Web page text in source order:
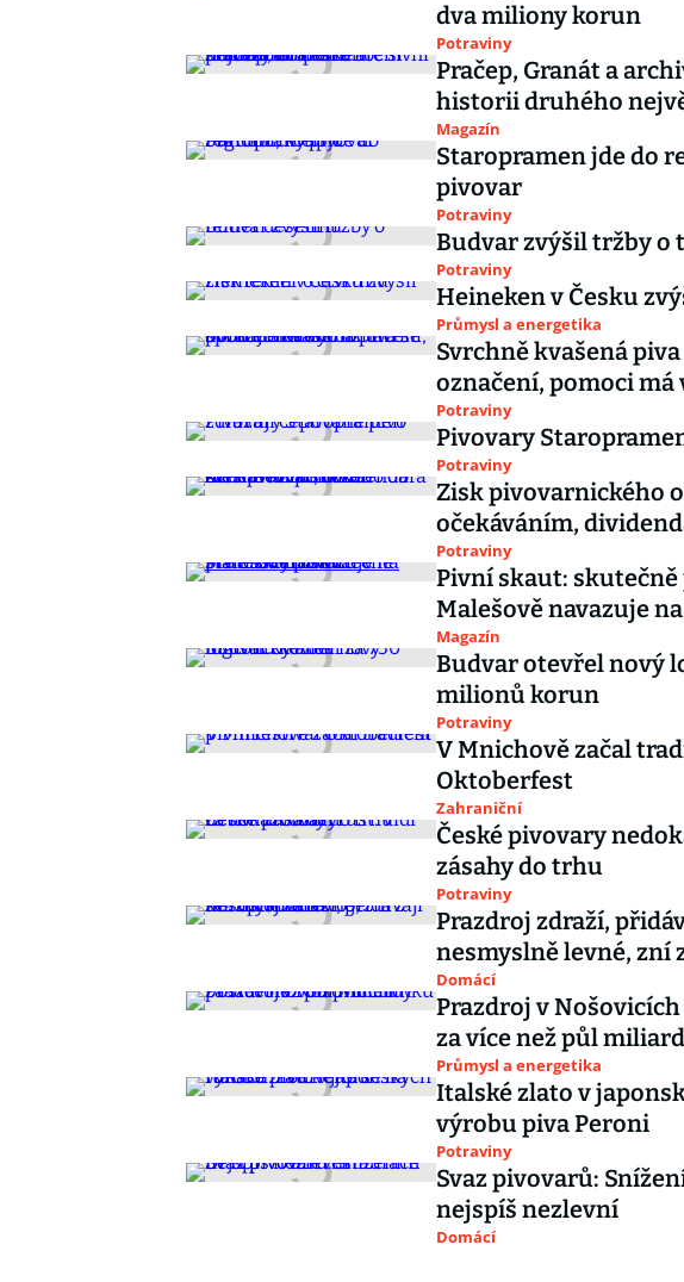
dva miliony korun
Potraviny
Pračep, Granát a
historii druhého
Magazín
Staropramen jde do
pivovar
Potraviny
Budvar zvýšil tržby o
Potraviny
Heineken v Česku
Průmysl a energetika
Svrchně kvašená
označení, pomoci
Potraviny
Pivovary
Potraviny
Zisk pivovarnického
očekáváním,
Potraviny
Pivní skaut:
Malešově navazuje
Magazín
Budvar otevřel nový
milionů korun
Potraviny
V Mnichově začal
Oktoberfest
Zahraniční
České pivovary
zásahy do trhu
Potraviny
Prazdroj zdraží,
nesmyslně levné, zní
Domácí
Prazdroj v
za více než půl
Průmysl a energetika
Italské zlato v
výrobu piva Peroni
Potraviny
Svaz pivovarů:
nejspíš nezlevní
Domácí